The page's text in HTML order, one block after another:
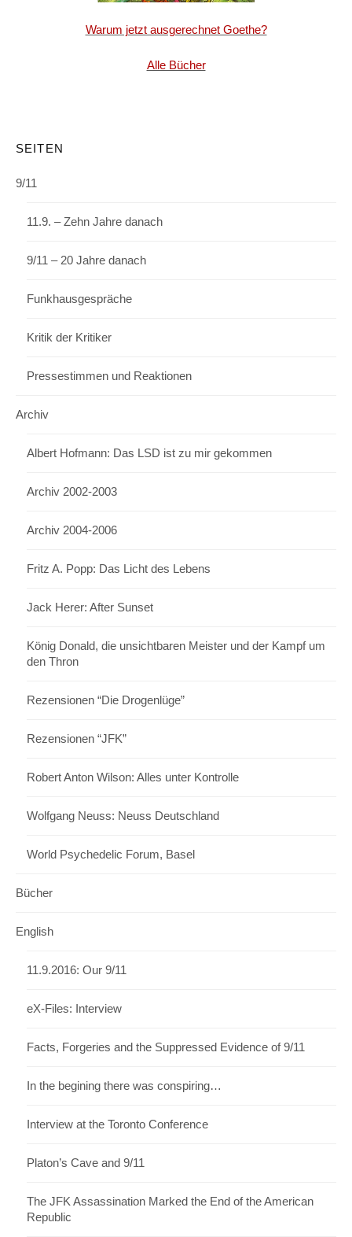
Warum jetzt ausgerechnet Goethe?
Alle Bücher
SEITEN
9/11
11.9. – Zehn Jahre danach
9/11 – 20 Jahre danach
Funkhausgespräche
Kritik der Kritiker
Pressestimmen und Reaktionen
Archiv
Albert Hofmann: Das LSD ist zu mir gekommen
Archiv 2002-2003
Archiv 2004-2006
Fritz A. Popp: Das Licht des Lebens
Jack Herer: After Sunset
König Donald, die unsichtbaren Meister und der Kampf um
den Thron
Rezensionen “Die Drogenlüge”
Rezensionen “JFK”
Robert Anton Wilson: Alles unter Kontrolle
Wolfgang Neuss: Neuss Deutschland
World Psychedelic Forum, Basel
Bücher
English
11.9.2016: Our 9/11
eX-Files: Interview
Facts, Forgeries and the Suppressed Evidence of 9/11
In the begining there was conspiring…
Interview at the Toronto Conference
Platon’s Cave and 9/11
The JFK Assassination Marked the End of the American
Republic